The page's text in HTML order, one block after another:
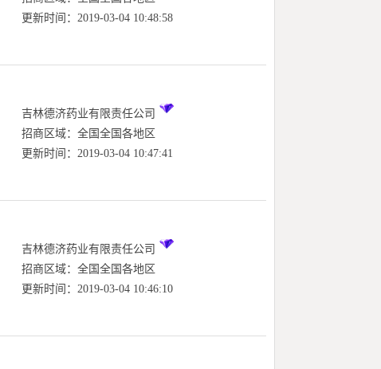
更新时间：2019-03-04 10:48:58
吉林德济药业有限责任公司
招商区域：全国全国各地区
更新时间：2019-03-04 10:47:41
吉林德济药业有限责任公司
招商区域：全国全国各地区
更新时间：2019-03-04 10:46:10